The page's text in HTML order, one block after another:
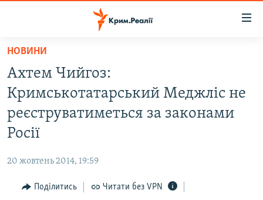
Перейти
основного
матеріалу
Перейти
до
основної
Перейти
пошуку
ВІДЕО ТА ФОТО
ПОЛІТИКА
ІНТЕРВ'Ю
НОВИНИ
Ахтем Чийгоз:
Кримськотатарський Меджліс не
реєструватиметься за законами
Росії
20 жовтень 2014, 19:59
Поділитись Читати без VPN